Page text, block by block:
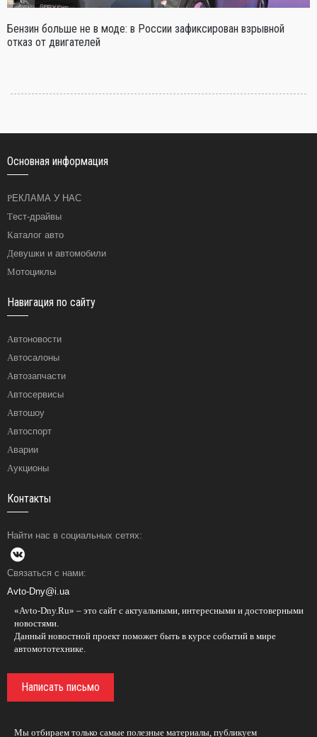
Бензин больше не в моде: в России зафиксирован взрывной
отказ от двигателей
Основная информация
РЕКЛАМА У НАС
Тест-драйвы
Каталог авто
Девушки и автомобили
Мотоциклы
Навигация по сайту
Автоновости
Автосалоны
Автозапчасти
Автосервисы
Автошоу
Автоспорт
Аварии
Аукционы
Контакты
Найти нас в социальных сетях:
Связаться с нами:
Avto-Dny@i.ua
«Avto-Dny.Ru» – это сайт с актуальными, интересными и достоверными
новостями.
Данный новостной проект поможет быть в курсе событий в мире
автомототехнике.
Написать письмо
Мы отбираем только самые полезные материалы, публикуем